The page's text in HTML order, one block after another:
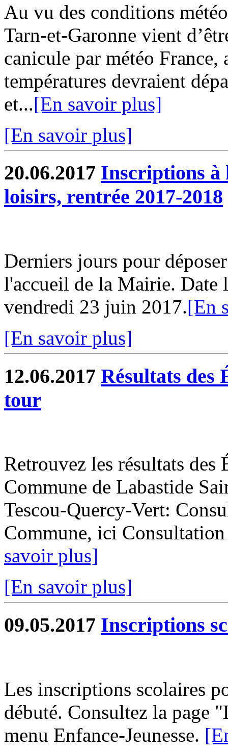
Au vu des conditions
Tarn-et-Garonne vient
canicule par météo
températures devraient
et...[En savoir plus]
[En savoir plus]
20.06.2017 Inscriptions à
loisirs, rentrée 2017-2018
Derniers jours pour
l'accueil de la Mairie. Date
vendredi 23 juin 2017.[En
[En savoir plus]
12.06.2017 Résultats des
tour
Retrouvez les résultats
Commune de Labastide
Tescou-Quercy-Vert:
Commune, ici
savoir plus]
[En savoir plus]
09.05.2017 Inscriptions
Les inscriptions scolaires
débuté. Consultez la page
menu Enfance-Jeunesse.